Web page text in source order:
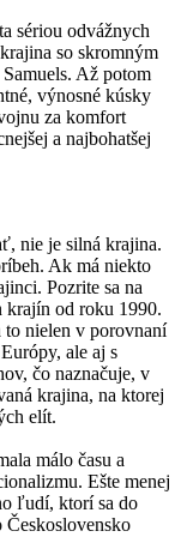
sériou odvážnych
so skromným
Až potom
výnosné kúsky
za komfort
a najbohatšej
nie je silná krajina.
Ak má niekto
Pozrite sa na
krajín od roku 1990.
to nielen v porovnaní
ale aj s
čo naznačuje, v
krajina, na ktorej
elít.
málo času a
Ešte menej
ľudí, ktorí sa do
Československo